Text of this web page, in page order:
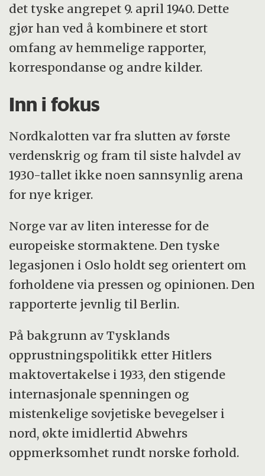
det tyske angrepet 9. april 1940. Dette
gjør han ved å kombinere et stort
omfang av hemmelige rapporter,
korrespondanse og andre kilder.
Inn i fokus
Nordkalotten var fra slutten av første
verdenskrig og fram til siste halvdel av
1930-tallet ikke noen sannsynlig arena
for nye kriger.
Norge var av liten interesse for de
europeiske stormaktene. Den tyske
legasjonen i Oslo holdt seg orientert om
forholdene via pressen og opinionen. Den
rapporterte jevnlig til Berlin.
På bakgrunn av Tysklands
opprustningspolitikk etter Hitlers
maktovertakelse i 1933, den stigende
internasjonale spenningen og
mistenkelige sovjetiske bevegelser i
nord, økte imidlertid Abwehrs
oppmerksomhet rundt norske forhold.